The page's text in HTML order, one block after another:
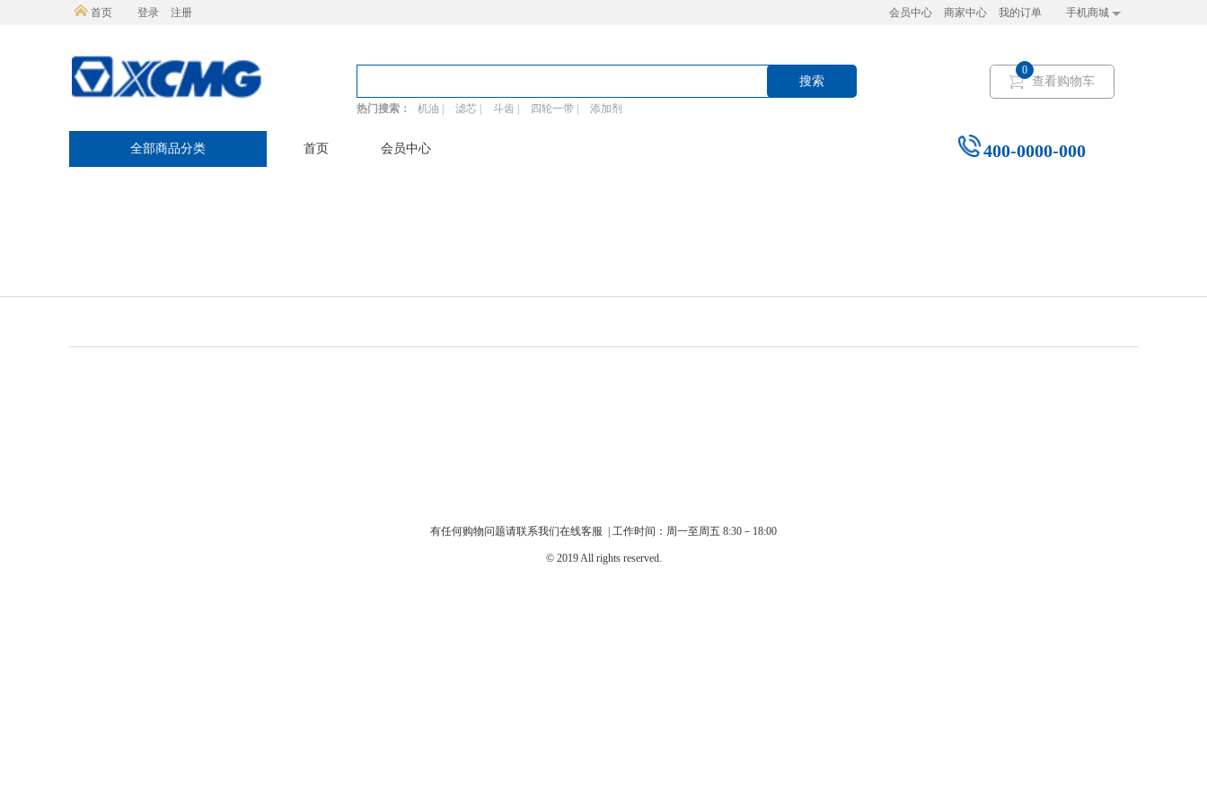
首页 登录 注册 会员中心 商家中心 我的订单 手机商城
搜索
热门搜索： 机油 | 滤芯 | 斗齿 | 四轮一带 | 添加剂
0
查看购物车
全部商品分类 首页 会员中心 400-0000-000
有任何购物问题请联系我们在线客服 | 工作时间：周一至周五 8:30－18:00
© 2019 All rights reserved.